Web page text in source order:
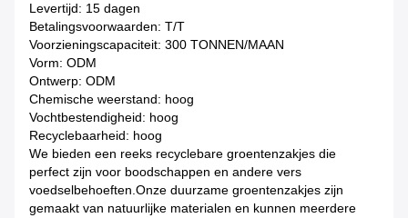
Levertijd: 15 dagen
Betalingsvoorwaarden: T/T
Voorzieningscapaciteit: 300 TONNEN/MAAN
Vorm: ODM
Ontwerp: ODM
Chemische weerstand: hoog
Vochtbestendigheid: hoog
Recyclebaarheid: hoog
We bieden een reeks recyclebare groentenzakjes die
perfect zijn voor boodschappen en andere vers
voedselbehoeften.Onze duurzame groentenzakjes zijn
gemaakt van natuurlijke materialen en kunnen meerdere